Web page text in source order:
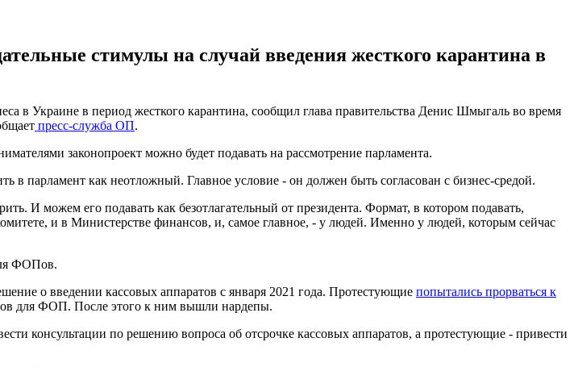
стимулы на случай введения жесткого карантина в
в Украине в период жесткого карантина, сообщил глава правительства Денис Шмыгаль во время
пресс-служба ОП.
законопроект можно будет подавать на рассмотрение парламента.
в парламент как неотложный. Главное условие - он должен быть согласован с бизнес-средой.
И можем его подавать как безотлагательный от президента. Формат, в котором подавать,
и в Министерстве финансов, и, самое главное, - у людей. Именно у людей, которым сейчас
ФОПов.
о введении кассовых аппаратов с января 2021 года. Протестующие попытались прорваться к
для ФОП. После этого к ним вышли нардепы.
консультации по решению вопроса об отсрочке кассовых аппаратов, а протестующие - привести